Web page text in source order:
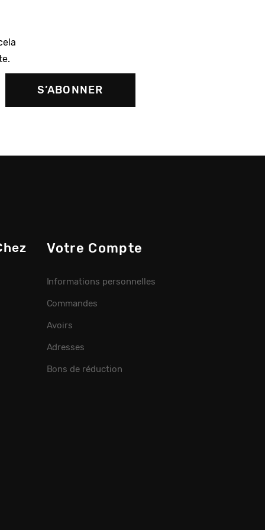
Votre Compte
Informations personnelles
Commandes
Avoirs
Adresses
Bons de réduction